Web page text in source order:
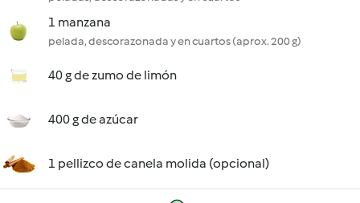
1 manzana
pelada, descorazonada y en cuartos (aprox. 200 g)
40 g de zumo de limón
400 g de azúcar
1 pellizco de canela molida (opcional)